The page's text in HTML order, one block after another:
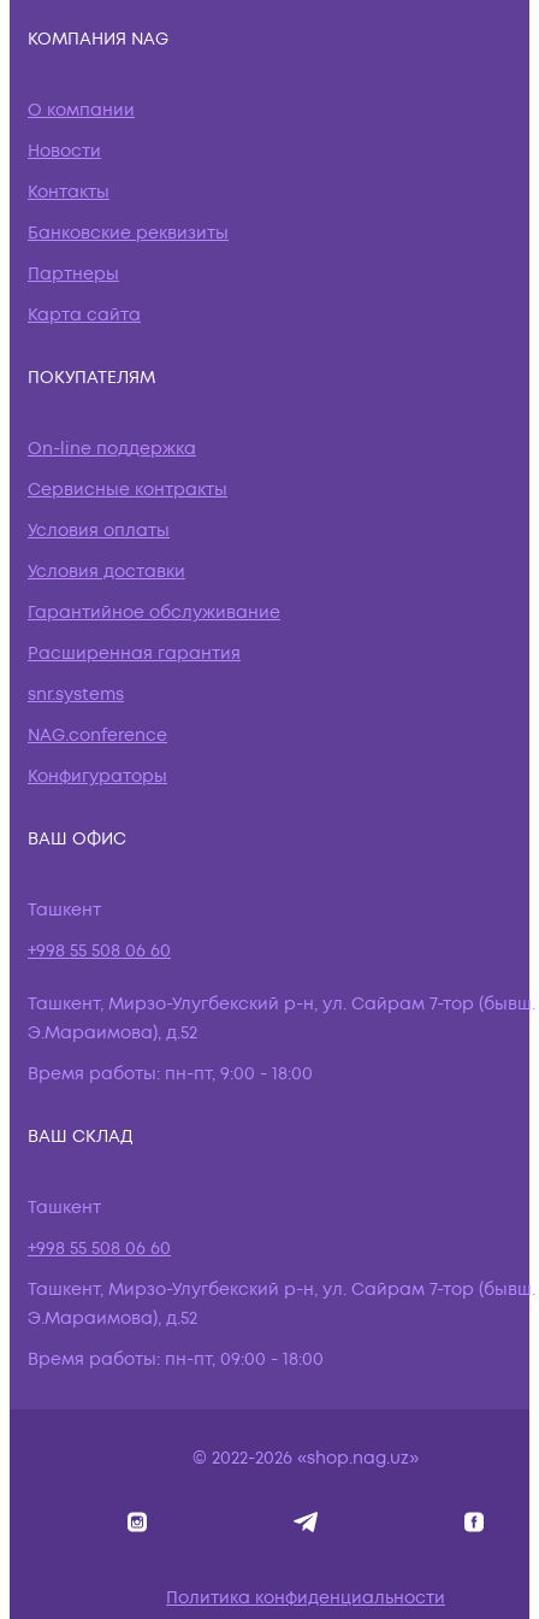
КОМПАНИЯ NAG
О компании
Новости
Контакты
Банковские реквизиты
Партнеры
Карта сайта
ПОКУПАТЕЛЯМ
On-line поддержка
Сервисные контракты
Условия оплаты
Условия доставки
Гарантийное обслуживание
Расширенная гарантия
snr.systems
NAG.conference
Конфигураторы
ВАШ ОФИС
Ташкент
+998 55 508 06 60
Ташкент, Мирзо-Улугбекский р-н, ул. Сайрам 7-тор (бывш.
Э.Мараимова), д.52
Время работы: пн-пт, 9:00 - 18:00
ВАШ СКЛАД
Ташкент
+998 55 508 06 60
Ташкент, Мирзо-Улугбекский р-н, ул. Сайрам 7-тор (бывш.
Э.Мараимова), д.52
Время работы: пн-пт, 09:00 - 18:00
© 2022-2026 «shop.nag.uz»
Политика конфиденциальности